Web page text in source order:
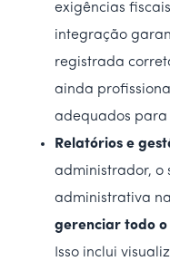
exigências
integração
registrada
ainda
adequados para
Relatórios e
administrador, o
administrativa
gerenciar todo
Isso inclui